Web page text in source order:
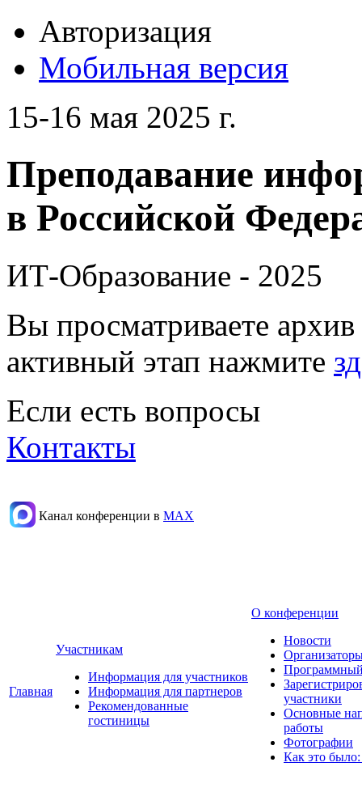
Авторизация
Мобильная версия
15-16 мая 2025 г.
Преподавание
в Российской
ИТ-Образование - 2025
Вы просматриваете
активный этап нажмите
Если есть вопросы
Контакты
Канал конференции в МАХ
Главная
Участникам
Информация для участников
Информация для партнеров
Рекомендованные
гостиницы
О конференции
Новости
участники
Основные
работы
Фотографии
Как это